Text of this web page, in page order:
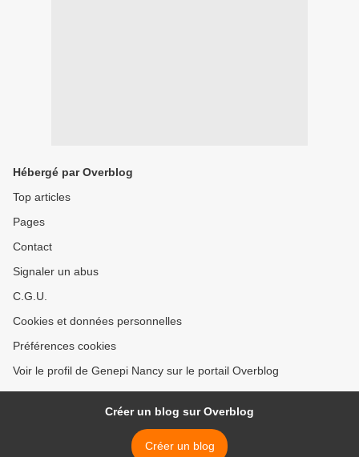
Hébergé par Overblog
Top articles
Pages
Contact
Signaler un abus
C.G.U.
Cookies et données personnelles
Préférences cookies
Voir le profil de Genepi Nancy sur le portail Overblog
Créer un blog sur Overblog
Créer un blog